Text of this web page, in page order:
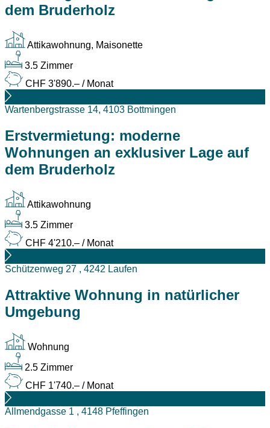
dem Bruderholz
Attikawohnung, Maisonette
3.5 Zimmer
CHF 3'890.– / Monat
Wartenbergstrasse 14, 4103 Bottmingen
Erstvermietung: moderne
Wohnungen an exklusiver Lage auf
dem Bruderholz
Attikawohnung
3.5 Zimmer
CHF 4'210.– / Monat
Schützenweg 27 , 4242 Laufen
Attraktive Wohnung in natürlicher
Umgebung
Wohnung
2.5 Zimmer
CHF 1'740.– / Monat
Allmendgasse 1 , 4148 Pfeffingen